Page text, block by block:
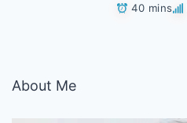
40 mins
About Me